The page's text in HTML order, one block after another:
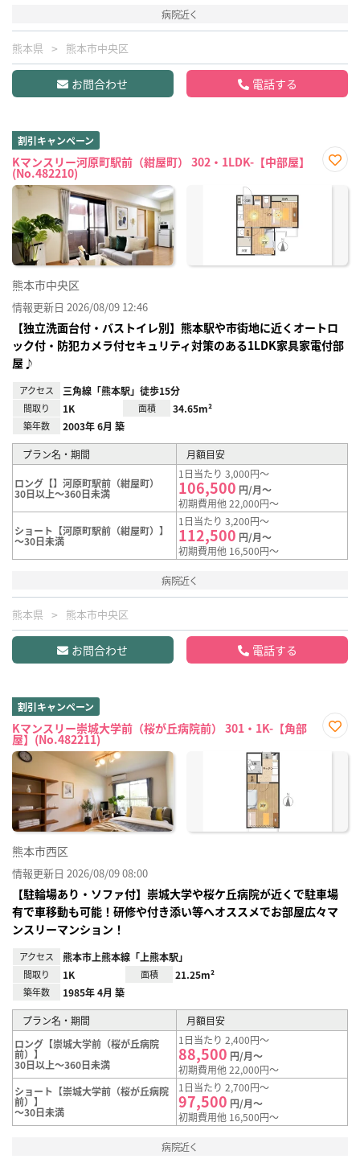
病院近く
熊本県 熊本市中央区
お問合わせ 電話する
割引キャンペーン
Kマンスリー河原町駅前（紺屋町） 302・1LDK-【中部屋】
(No.482210)
に入
熊本市中央区
情報更新日 2026/08/09 12:46
【独立洗面台付・バストイレ別】熊本駅や市街地に近くオートロ
ック付・防犯カメラ付セキュリティ対策のある1LDK家具家電付部
屋♪
アクセス 三角線「熊本駅」徒歩15分
間取り 1K 面積 34.65m²
築年数 2003年 6月 築
プラン名・期間 月額目安
ロング【】河原町駅前（紺屋町）
30日以上～360日未満
1日当たり 3,000円～
106,500 円/月～
初期費用他 22,000円～
ショート【河原町駅前（紺屋町）】
～30日未満
1日当たり 3,200円～
112,500 円/月～
初期費用他 16,500円～
病院近く
熊本県 熊本市中央区
お問合わせ 電話する
割引キャンペーン
Kマンスリー崇城大学前（桜が丘病院前） 301・1K-【角部
屋】(No.482211)
に入
熊本市西区
情報更新日 2026/08/09 08:00
【駐輪場あり・ソファ付】崇城大学や桜ケ丘病院が近くで駐車場
有で車移動も可能！研修や付き添い等へオススメでお部屋広々マ
ンスリーマンション！
アクセス 熊本市上熊本線「上熊本駅」
間取り 1K 面積 21.25m²
築年数 1985年 4月 築
プラン名・期間
月額目安
ロング【崇城大学前（桜が丘病院
前）】
30日以上～360日未満
1日当たり 2,400円～
88,500 円/月～
初期費用他 22,000円～
ショート【崇城大学前（桜が丘病院
前）】
～30日未満
1日当たり 2,700円～
97,500 円/月～
初期費用他 16,500円～
病院近く